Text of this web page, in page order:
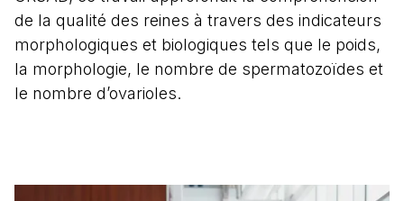
de la qualité des reines à travers des indicateurs
morphologiques et biologiques tels que le poids,
la morphologie, le nombre de spermatozoïdes et
le nombre d’ovarioles.